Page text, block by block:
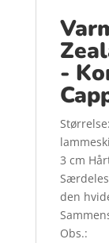
-
3 cm
den
Obs.: